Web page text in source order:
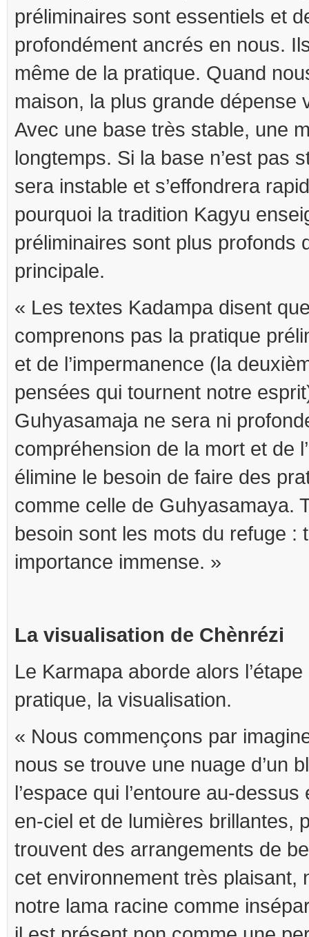
préliminaires sont essentiels et
profondément ancrés en nous.
même de la pratique. Quand
maison, la plus grande dépense
Avec une base très stable, une
longtemps. Si la base n’est pas
sera instable et s’effondrera
pourquoi la tradition Kagyu
préliminaires sont plus profonds
principale.
« Les textes Kadampa disent
comprenons pas la pratique
et de l’impermanence (la
pensées qui tournent notre
Guhyasamaja ne sera ni
compréhension de la mort et de
élimine le besoin de faire des
comme celle de Guhyasamaya.
besoin sont les mots du refuge :
importance immense. »
La visualisation de Chènrézi
Le Karmapa aborde alors
pratique, la visualisation.
« Nous commençons par
nous se trouve une nuage d’un
l’espace qui l’entoure au-dessus
en-ciel et de lumières brillantes,
trouvent des arrangements de
cet environnement très plaisant,
notre lama racine comme